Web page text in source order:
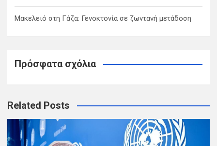
Μακελειό στη Γάζα: Γενοκτονία σε ζωντανή μετάδοση
Πρόσφατα σχόλια
Related Posts